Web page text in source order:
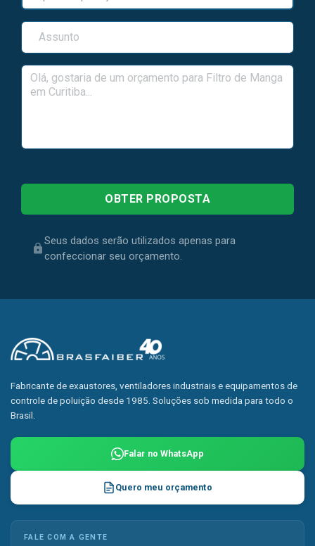
Seus dados serão utilizados apenas para
confeccionar seu orçamento.
Fabricante de exaustores, ventiladores industriais e equipamentos de
controle de poluição desde 1985. Soluções sob medida para todo o
Brasil.
Falar no WhatsApp
Quero meu orçamento
FALE COM A GENTE